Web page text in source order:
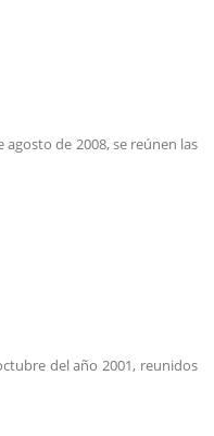
agosto de 2008, se reúnen las
del año 2001, reunidos